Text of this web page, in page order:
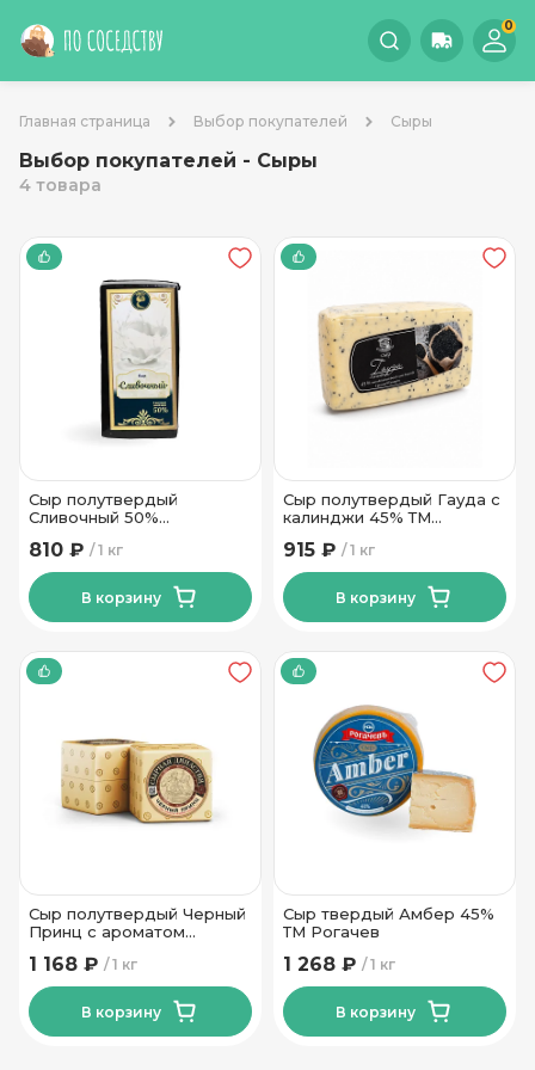
0
Главная страница Выбор покупателей Сыры
Выбор покупателей - Сыры
4 товара
Сыр полутвердый
Сливочный 50%
1 кг
810 ₽
В корзину
Сыр полутвердый Гауда с
калинджи 45% ТМ
1 кг
915 ₽
В корзину
Сыр полутвердый Черный
Принц с ароматом
ТМ Сырная Династия
1 кг
1 168 ₽
В корзину
Сыр твердый Амбер 45%
ТМ Рогачев
1 кг
1 268 ₽
В корзину